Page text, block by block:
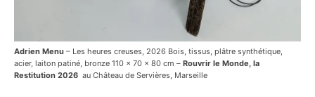
Adrien Menu – Les heures creuses, 2026 Bois, tissus, plâtre synthétique,
acier, laiton patiné, bronze 110 x 70 x 80 cm – Rouvrir le Monde, la
Restitution 2026 au Château de Servières, Marseille